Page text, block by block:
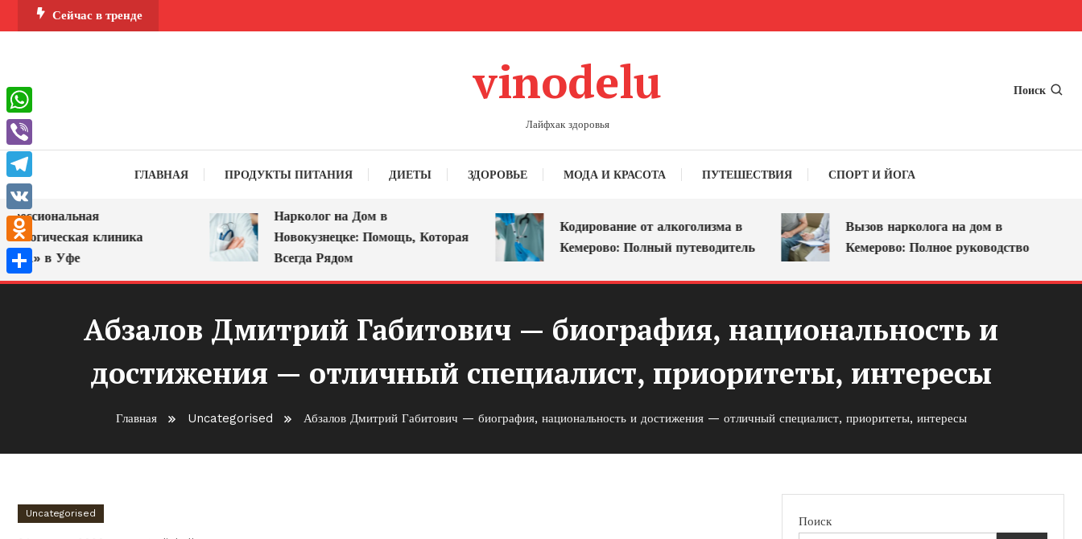
Перейти
к
Сейчас в тренде
vinodelu
Лайфхак здоровья
Поиск
ГЛАВНАЯ ПРОДУКТЫ ПИТАНИЯ ДИЕТЫ ЗДОРОВЬЕ МОДА И КРАСОТА ПУТЕШЕСТВИЯ СПОРТ И ЙОГА
клиника
в Уфе
Нарколог на Дом в
Новокузнецке: Помощь, Которая
Всегда Рядом
Кодирование от алкоголизма в
Кемерово: Полный путеводитель
Вызов нарколога на дом в
Кемерово: Полное руководство
Абзалов Дмитрий Габитович — биография, национальность и
достижения — отличный специалист, приоритеты, интересы
Главная Uncategorised Абзалов Дмитрий Габитович — биография, национальность и достижения — отличный специалист, приоритеты, интересы
Uncategorised
Поиск
WhatsApp
Viber
Telegram
VK
Odnoklassniki
Отправить